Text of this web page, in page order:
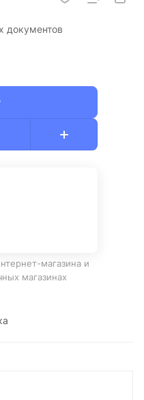
документов
магазина и
магазинах